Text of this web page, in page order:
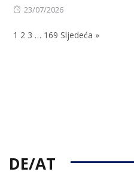
Posted
23/07/2026
1 2 3 … 169 Sljedeća »
DE/AT